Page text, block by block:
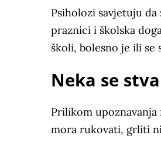
Psiholozi savjetuju
praznici i školska
školi, bolesno je ili se
Neka se
Prilikom
mora rukovati, grliti